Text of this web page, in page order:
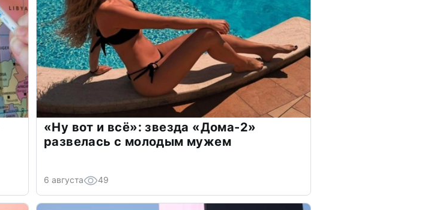
«Ну вот и всё»: звезда «Дома-2»
развелась с молодым мужем
6 августа 49